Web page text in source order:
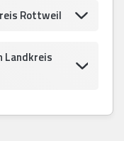
Rottweil
Landkreis